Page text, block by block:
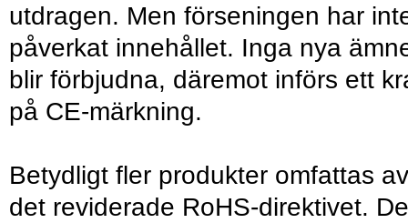
utdragen. Men förseningen har
påverkat innehållet. Inga nya
blir förbjudna, däremot införs ett
på CE-märkning.
Betydligt fler produkter omfattas av
det reviderade RoHS-direktivet.